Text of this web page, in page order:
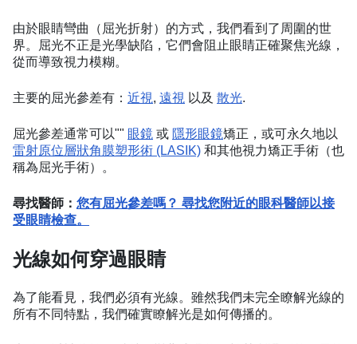
由於眼睛彎曲（屈光折射）的方式，我們看到了周圍的世
界。屈光不正是光學缺陷，它們會阻止眼睛正確聚焦光線，
從而導致視力模糊。
主要的屈光參差有： 近視, 遠視 以及 散光.
屈光參差通常可以"" 眼鏡 或 隱形眼鏡矯正，或可永久地以
雷射原位層狀角膜塑形術 (LASIK) 和其他視力矯正手術（也
稱為屈光手術）。
尋找醫師： 您有屈光參差嗎？ 尋找您附近的眼科醫師以接
受眼睛檢查。
光線如何穿過眼睛
為了能看見，我們必須有光線。雖然我們未完全瞭解光線的
所有不同特點，我們確實瞭解光是如何傳播的。